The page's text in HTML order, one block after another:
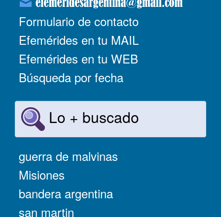
Formulario de contacto
Efemérides en tu MAIL
Efemérides en tu WEB
Búsqueda por fecha
Lo + buscado
guerra de malvinas
Misiones
bandera argentina
san martin